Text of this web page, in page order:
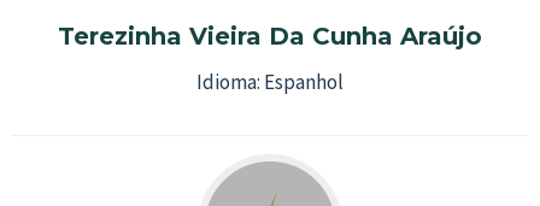
Terezinha Vieira Da Cunha Araújo
Idioma: Espanhol